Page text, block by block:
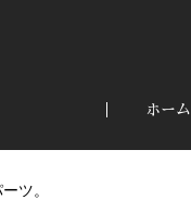
ホーム
ツ。